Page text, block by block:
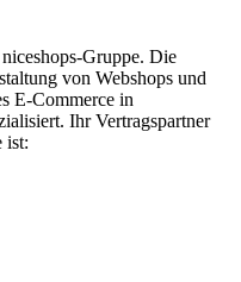
Gruppe. Die
von Webshops und
E-Commerce in
Ihr Vertragspartner
ist: